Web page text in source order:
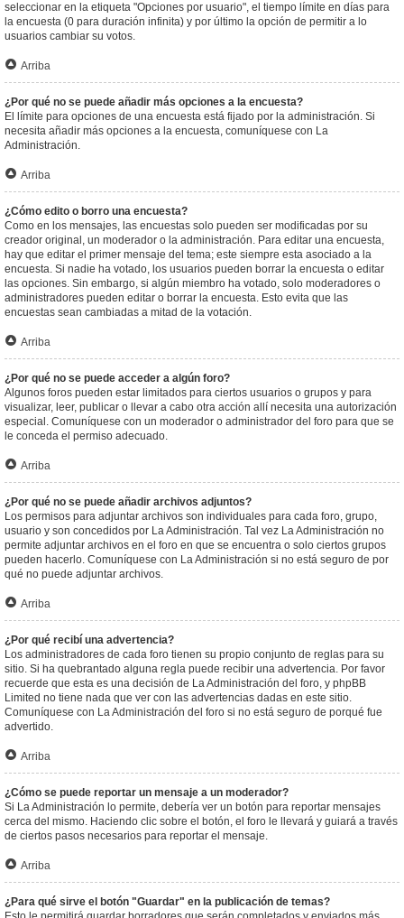
seleccionar en la etiqueta "Opciones por usuario", el tiempo límite en días para
la encuesta (0 para duración infinita) y por último la opción de permitir a lo
usuarios cambiar su votos.
Arriba
¿Por qué no se puede añadir más opciones a la encuesta?
El límite para opciones de una encuesta está fijado por la administración. Si
necesita añadir más opciones a la encuesta, comuníquese con La
Administración.
Arriba
¿Cómo edito o borro una encuesta?
Como en los mensajes, las encuestas solo pueden ser modificadas por su
creador original, un moderador o la administración. Para editar una encuesta,
hay que editar el primer mensaje del tema; este siempre esta asociado a la
encuesta. Si nadie ha votado, los usuarios pueden borrar la encuesta o editar
las opciones. Sin embargo, si algún miembro ha votado, solo moderadores o
administradores pueden editar o borrar la encuesta. Esto evita que las
encuestas sean cambiadas a mitad de la votación.
Arriba
¿Por qué no se puede acceder a algún foro?
Algunos foros pueden estar limitados para ciertos usuarios o grupos y para
visualizar, leer, publicar o llevar a cabo otra acción allí necesita una autorización
especial. Comuníquese con un moderador o administrador del foro para que se
le conceda el permiso adecuado.
Arriba
¿Por qué no se puede añadir archivos adjuntos?
Los permisos para adjuntar archivos son individuales para cada foro, grupo,
usuario y son concedidos por La Administración. Tal vez La Administración no
permite adjuntar archivos en el foro en que se encuentra o solo ciertos grupos
pueden hacerlo. Comuníquese con La Administración si no está seguro de por
qué no puede adjuntar archivos.
Arriba
¿Por qué recibí una advertencia?
Los administradores de cada foro tienen su propio conjunto de reglas para su
sitio. Si ha quebrantado alguna regla puede recibir una advertencia. Por favor
recuerde que esta es una decisión de La Administración del foro, y phpBB
Limited no tiene nada que ver con las advertencias dadas en este sitio.
Comuníquese con La Administración del foro si no está seguro de porqué fue
advertido.
Arriba
¿Cómo se puede reportar un mensaje a un moderador?
Si La Administración lo permite, debería ver un botón para reportar mensajes
cerca del mismo. Haciendo clic sobre el botón, el foro le llevará y guiará a través
de ciertos pasos necesarios para reportar el mensaje.
Arriba
¿Para qué sirve el botón "Guardar" en la publicación de temas?